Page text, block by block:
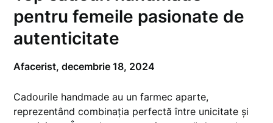
pentru femeile pasionate de
autenticitate
Afacerist,decembrie 18, 2024
Cadourile handmade au un farmec aparte,
reprezentând combinația perfectă între unicitate și